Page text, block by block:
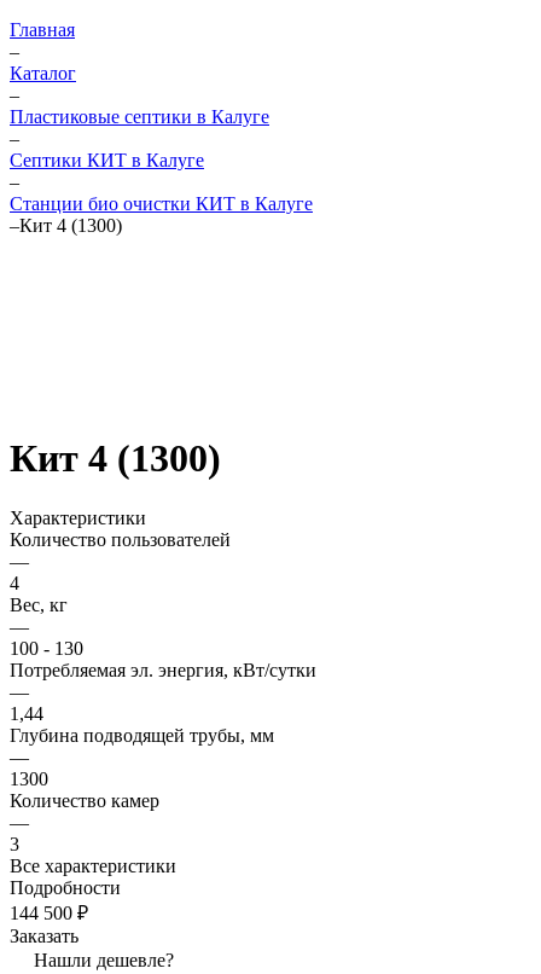
Главная
–
Каталог
–
Пластиковые септики в Калуге
–
Септики КИТ в Калуге
–
Станции био очистки КИТ в Калуге
–Кит 4 (1300)
Кит 4 (1300)
Характеристики
Количество пользователей
—
4
Вес, кг
—
100 - 130
Потребляемая эл. энергия, кВт/сутки
—
1,44
Глубина подводящей трубы, мм
—
1300
Количество камер
—
3
Все характеристики
Подробности
144 500 ₽
Заказать
Нашли дешевле?